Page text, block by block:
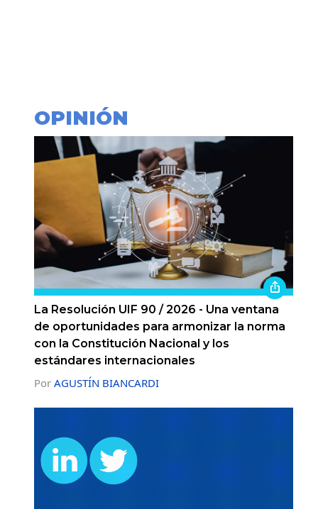
OPINIÓN
La Resolución UIF 90 / 2026 - Una ventana
de oportunidades para armonizar la norma
con la Constitución Nacional y los
estándares internacionales
Por AGUSTÍN BIANCARDI